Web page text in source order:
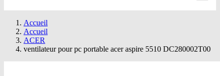
Accueil
Accueil
ACER
ventilateur pour pc portable acer aspire 5510 DC280002T00